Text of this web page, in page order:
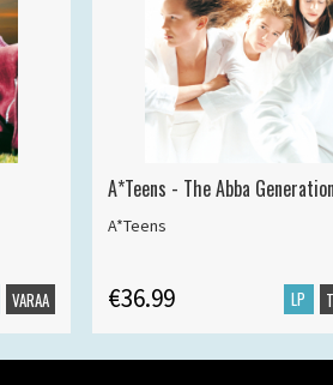
VARAA
A*Teens - The Abba
A*Teens
€36.99 LP